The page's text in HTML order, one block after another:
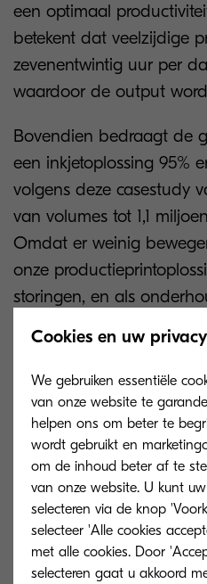
een optimaal
betekent dat veelzijdige
zevenentwintig uur per
waardoor de output
Bovendien bedraagt ​​de
een inkjetoplossing 95%
volgens deze casestudy
van volumes tot 1,1
Omdat er weinig
onze
storingen, en als
onderbrekingen in de
Onderhoud
verbetert de
De externe
zorgen ervoor dat uw
operationeel blijft en
administratieve
Cookies en uw privacy
We gebruiken essentiële
van onze website te
helpen ons om beter te
wordt gebruikt en
om de inhoud beter af te
van onze website. U kunt
selecteren via de knop
selecteer 'Alle cookies
met alle cookies. Door
selecteren gaat u akkoord